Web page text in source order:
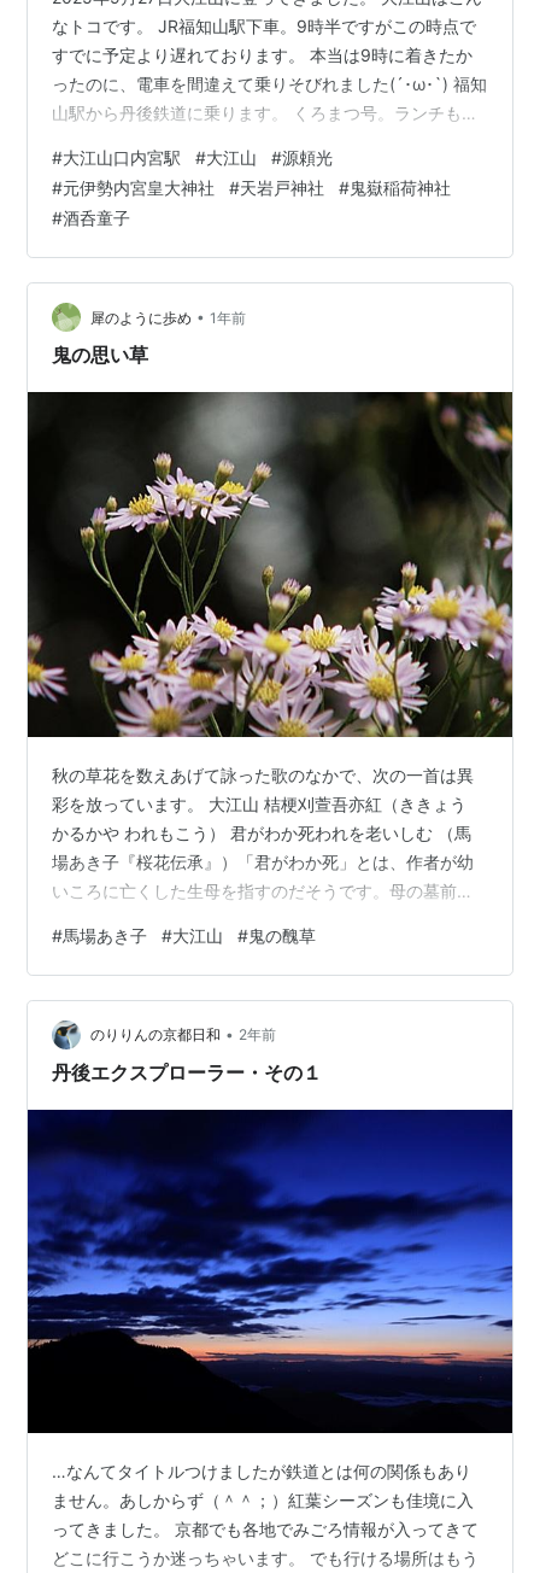
なトコです。 JR福知山駅下車。9時半ですがこの時点で
すでに予定より遅れております。 本当は9時に着きたか
ったのに、電車を間違えて乗りそびれました(´･ω･`) 福知
山駅から丹後鉄道に乗ります。 くろまつ号。ランチも食
心なしか赤鬼っぽいです。 しかしここで痛恨のミス。気
を失ってしまい起きたら宮津駅。宮福線の終点にいまし
た( ；∀；) 宮津から戻るという体たらく。 目的地の大江
山口内宮駅。11時47分。 予定では9時40分にいたはずで
すので、2時間もロスしています。 降りると空気がひん…
#大江山口内宮駅 #大江山 #源頼光
#元伊勢内宮皇大神社 #天岩戸神社 #鬼嶽稲荷神社
#酒呑童子
犀のように歩め • 1年前
鬼の思い草
秋の草花を数えあげて詠った歌のなかで、次の一首は異
彩を放っています。 大江山 桔梗刈萱吾亦紅（ききょう
かるかや われもこう） 君がわか死われを老いしむ （馬
場あき子『桜花伝承』）「君がわか死」とは、作者が幼
いころに亡くした生母を指すのだそうです。母の墓前に
っている、その心情がこの一首にこめられています。母
の故郷は「酒呑童子」で知られる大江山の近くにあり、
歌にある「桔梗刈萱吾亦紅」は、能「大江山」に登場す
る鬼のセリフから取られています。 鬼退治を命じられた
源頼光の一行が山伏に身をやつし、酒呑童子の館を訪れ
#馬場あき子 #大江山 #鬼の醜草
のりりんの京都日和 • 2年前
丹後エクスプローラー・その１
…なんてタイトルつけましたが鉄道とは何の関係もあり
ません。あしからず（＾＾；）紅葉シーズンも佳境に入
ってきました。 京都でも各地でみごろ情報が入ってきて
どこに行こうか迷っちゃいます。 でも行ける場所はもう